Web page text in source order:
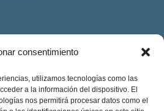
consentimiento
utilizamos tecnologías como las
a la información del dispositivo. El
nos permitirá procesar datos como el